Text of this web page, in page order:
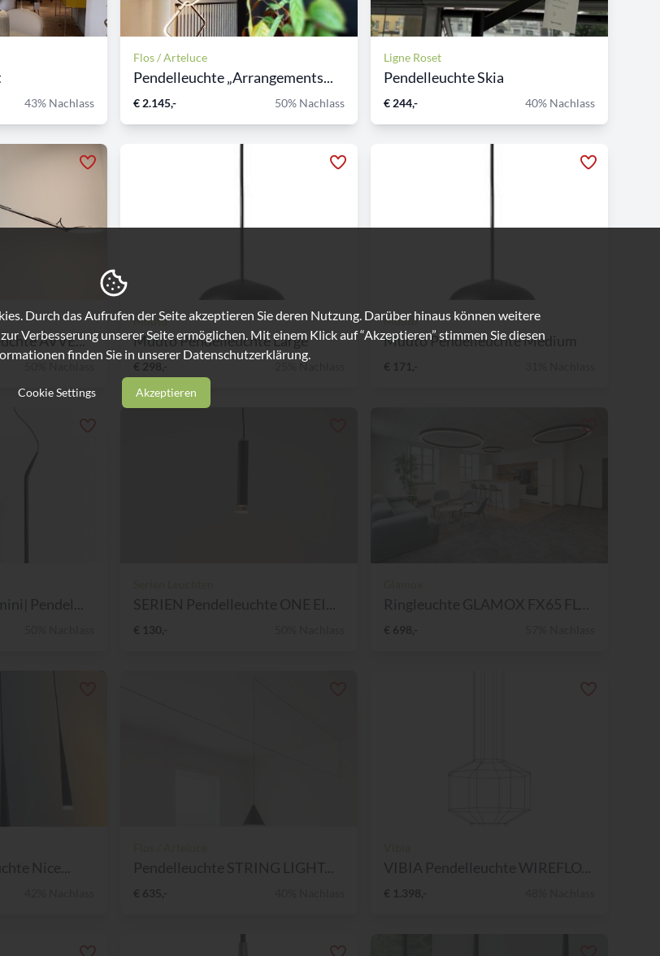
43% Nachlass
Flos / Arteluce
Pendelleuchte „Arrangements...
€ 2.145,- 50% Nachlass
Ligne Roset
Pendelleuchte Skia
€ 244,- 40% Nachlass
AVVE...
Muuto
Muuto Pendelleuchte Large
€ 298,- 25% Nachlass
Muuto
Muuto Pendelleuchte Medium
€ 171,-
Durch das Aufrufen der Seite akzeptieren Sie deren Nutzung. Darüber hinaus können weitere
Verbesserung unserer Seite ermöglichen. Mit einem Klick auf “Akzeptieren” stimmen Sie diesen
finden Sie in unserer Datenschutzerklärung.
Cookie Settings Akzeptieren